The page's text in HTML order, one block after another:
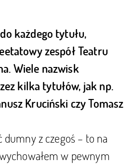
każdego tytułu,
zespół Teatru
Wiele nazwisk
kilka tytułów, jak np.
Kruciński czy Tomasz
z czegoś – to na
w pewnym